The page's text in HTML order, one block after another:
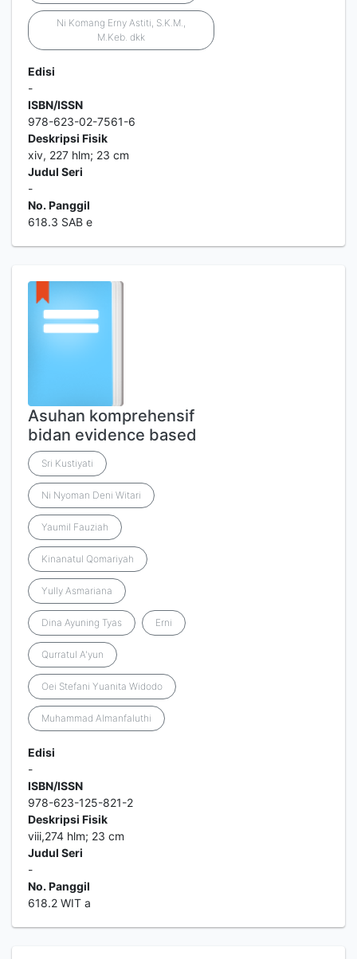
Ni Komang Erny Astiti, S.K.M.,
M.Keb. dkk
Edisi
-
ISBN/ISSN
978-623-02-7561-6
Deskripsi Fisik
xiv, 227 hlm; 23 cm
Judul Seri
-
No. Panggil
618.3 SAB e
Asuhan komprehensif
bidan evidence based
Sri Kustiyati
Ni Nyoman Deni Witari
Yaumil Fauziah
Kinanatul Qomariyah
Yully Asmariana
Dina Ayuning Tyas Erni
Qurratul A'yun
Oei Stefani Yuanita Widodo
Muhammad Almanfaluthi
Edisi
-
ISBN/ISSN
978-623-125-821-2
Deskripsi Fisik
viii,274 hlm; 23 cm
Judul Seri
-
No. Panggil
618.2 WIT a